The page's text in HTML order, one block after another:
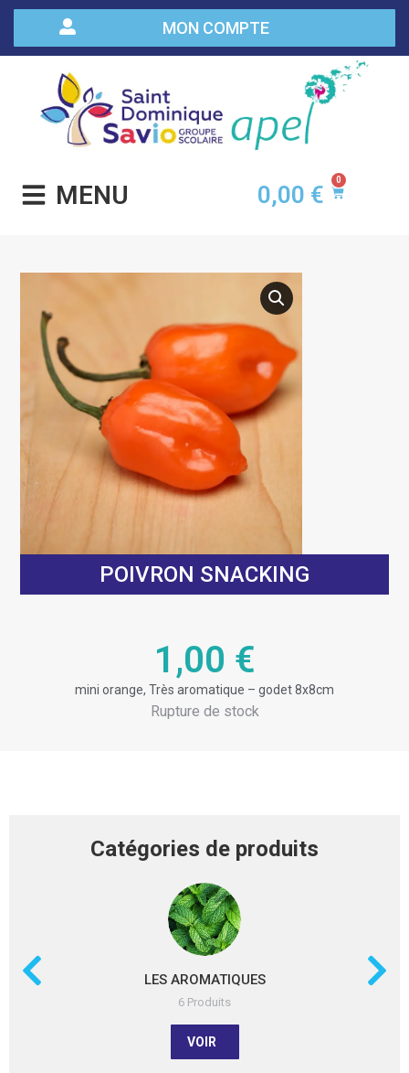
MON COMPTE
MENU 0,00 €
0
POIVRON SNACKING
1,00 €
mini orange, Très aromatique – godet 8x8cm
Rupture de stock
Catégories de produits
LES AROMATIQUES
6 Produits
VOIR